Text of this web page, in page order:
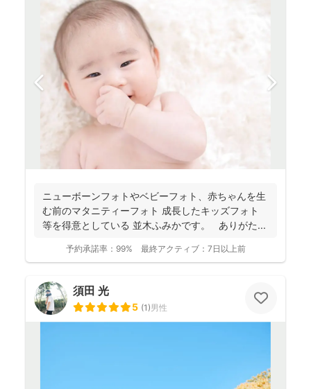
ニューボーンフォトやベビーフォト、赤ちゃんを生
む前のマタニティーフォト 成長したキッズフォト
等を得意としている 並木ふみかです。 ありがた...
予約承諾率： 99% 最終アクティブ： 7日以上前
須田 光
5 (1)男性